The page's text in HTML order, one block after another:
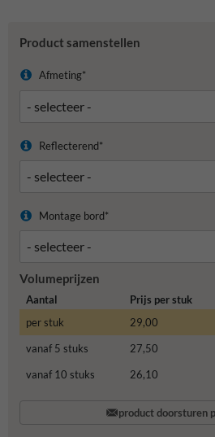
Product samenstellen
Afmeting*
Reflecterend*
Montage bord*
Volumeprijzen
Aantal Prijs per stuk
per stuk
29,00
vanaf 5 stuks
27,50
vanaf 10 stuks
26,10
product doorsturen